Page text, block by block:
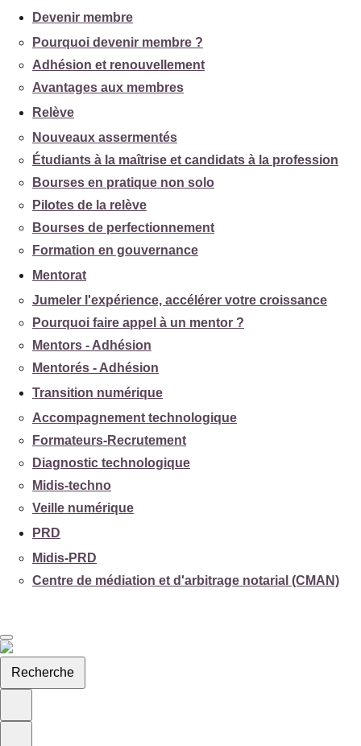
Devenir membre
Pourquoi devenir membre ?
Adhésion et renouvellement
Avantages aux membres
Relève
Nouveaux assermentés
Étudiants à la maîtrise et candidats à la profession
Bourses en pratique non solo
Pilotes de la relève
Bourses de perfectionnement
Formation en gouvernance
Mentorat
Jumeler l'expérience, accélérer votre croissance
Pourquoi faire appel à un mentor ?
Mentors - Adhésion
Mentorés - Adhésion
Transition numérique
Accompagnement technologique
Formateurs-Recrutement
Diagnostic technologique
Midis-techno
Veille numérique
PRD
Midis-PRD
Centre de médiation et d'arbitrage notarial (CMAN)
Recherche